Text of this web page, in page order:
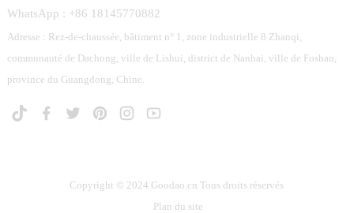
WhatsApp : +86 18145770882
Adresse : Rez-de-chaussée, bâtiment n° 1, zone industrielle 8 Zhanqi,
communauté de Dachong, ville de Lishui, district de Nanhai, ville de Foshan,
province du Guangdong, Chine.
Copyright © 2024 Goodao.cn Tous droits réservés
Plan du site